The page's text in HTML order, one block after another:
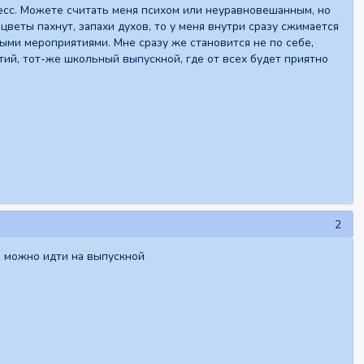
Можете считать меня психом или неуравновешанным, но
пахнут, запахи духов, то у меня внутри сразу сжимается
мероприятиями. Мне сразу же становится не по себе,
тот-же школьный выпускной, где от всех будет приятно
2
идти на выпускной